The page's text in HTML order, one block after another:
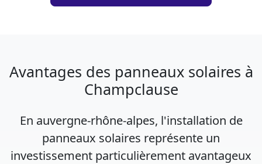
Avantages des panneaux solaires à
Champclause
En auvergne-rhône-alpes, l'installation de
panneaux solaires représente un
investissement particulièrement avantageux